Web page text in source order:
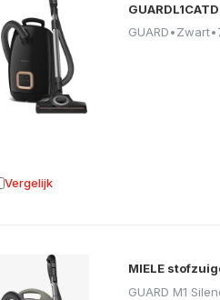
GUARD•Zwart•
Vergelijk aan vergelijking
MIELE
GUARD M1